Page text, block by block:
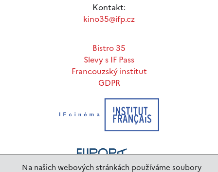
Na našich webových stránkách používáme soubory
Kontakt:
kino35@ifp.cz
Bistro 35
Slevy s IF Pass
Francouzský institut
GDPR